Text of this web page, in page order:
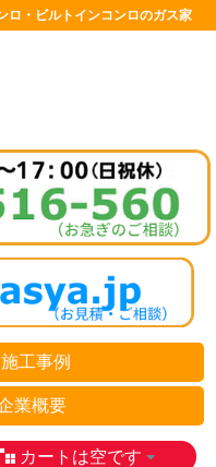
ロ・ビルトインコンロのガス家
施工事例
業概要
カートは空です